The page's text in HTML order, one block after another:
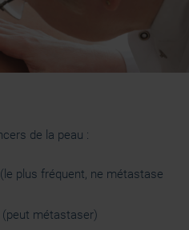
de la peau :
plus fréquent, ne métastase
(peut métastaser)